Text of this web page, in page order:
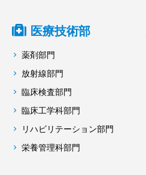
医療技術部
薬剤部門
放射線部門
臨床検査部門
臨床工学科部門
リハビリテーション部門
栄養管理科部門